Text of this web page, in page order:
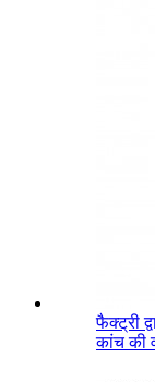
फैक्ट्री
कांच की